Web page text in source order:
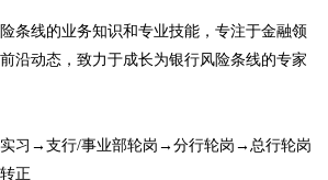
线的业务知识和专业技能，专注于金融领
沿动态，致力于成长为银行风险条线的专家
→支行/事业部轮岗→分行轮岗→总行轮岗
正